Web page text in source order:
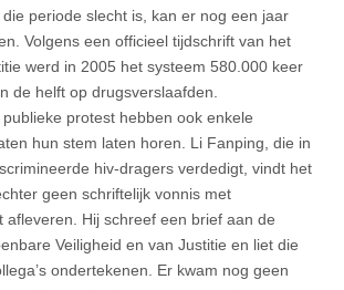
periode slecht is, kan er nog een jaar
Volgens een officieel tijdschrift van het
werd in 2005 het systeem 580.000 keer
de helft op drugsverslaafden.
protest hebben ook enkele
hun stem laten horen. Li Fanping, die in
hiv-dragers verdedigt, vindt het
geen schriftelijk vonnis met
afleveren. Hij schreef een brief aan de
Veiligheid en van Justitie en liet die
ondertekenen. Er kwam nog geen